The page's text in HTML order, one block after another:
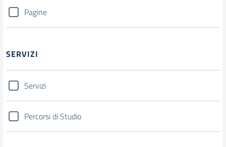
Pagine
SERVIZI
Servizi
Percorsi di Studio